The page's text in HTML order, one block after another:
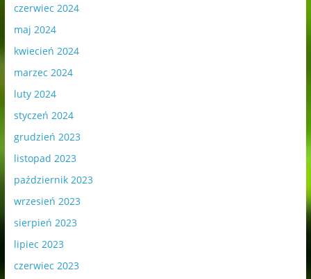
czerwiec 2024
maj 2024
kwiecień 2024
marzec 2024
luty 2024
styczeń 2024
grudzień 2023
listopad 2023
październik 2023
wrzesień 2023
sierpień 2023
lipiec 2023
czerwiec 2023